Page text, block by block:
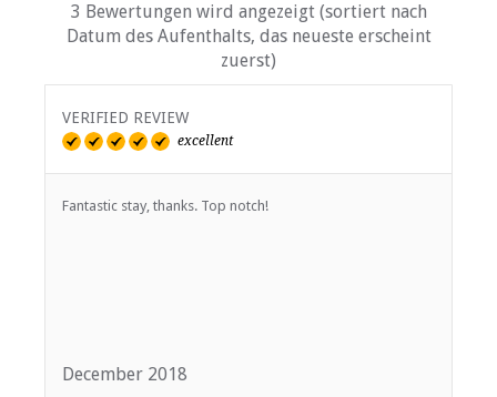
3 Bewertungen wird angezeigt (sortiert nach
Datum des Aufenthalts, das neueste erscheint
zuerst)
VERIFIED REVIEW
excellent
Fantastic stay, thanks. Top notch!
December 2018